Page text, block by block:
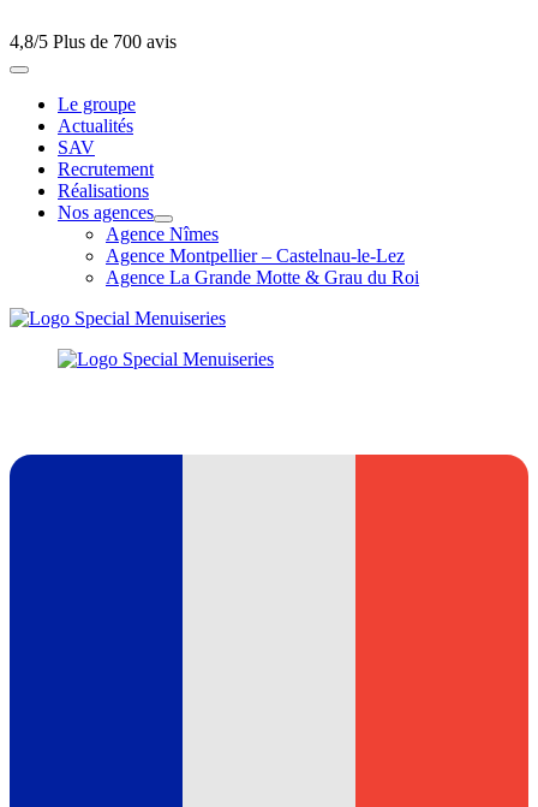
4,8/5 Plus de 700 avis
Le groupe
Actualités
SAV
Recrutement
Réalisations
Nos agences
Agence Nîmes
Agence Montpellier – Castelnau-le-Lez
Agence La Grande Motte & Grau du Roi